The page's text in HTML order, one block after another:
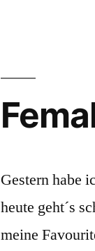
Gestern habe
heute geht´s
meine